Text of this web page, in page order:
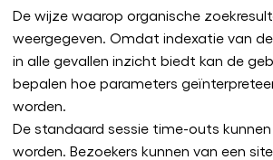
De wijze waarop organische
weergegeven. Omdat indexatie van
in alle gevallen inzicht biedt kan de
bepalen hoe parameters
worden.
De standaard sessie time-outs
worden. Bezoekers kunnen van een